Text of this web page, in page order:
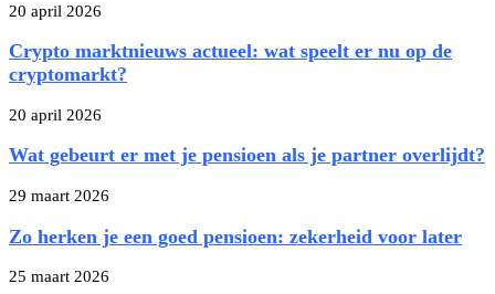
20 april 2026
Crypto marktnieuws actueel: wat speelt er nu op de
cryptomarkt?
20 april 2026
Wat gebeurt er met je pensioen als je partner overlijdt?
29 maart 2026
Zo herken je een goed pensioen: zekerheid voor later
25 maart 2026